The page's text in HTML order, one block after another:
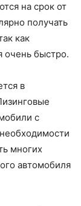
на срок от
получать
как
очень быстро.
в
с
многих
автомобиля